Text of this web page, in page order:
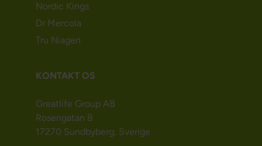
Nordic Kings
Dr Mercola
Tru Niagen
KONTAKT OS
Greatlife Group AB
Rosengatan 8
17270 Sundbyberg, Sverige